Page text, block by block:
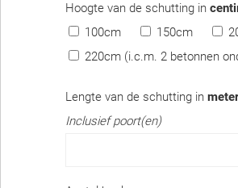
Hoogte van de schutting in
100cm
150cm
220cm (i.c.m. 2 betonnen
Lengte van de schutting in
Inclusief poort(en)